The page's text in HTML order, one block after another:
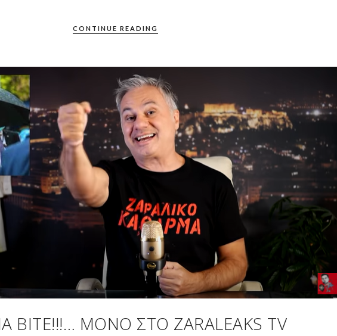
CONTINUE READING
BITE!!!… ΜΌΝΟ ΣΤΟ ZARALEAKS TV